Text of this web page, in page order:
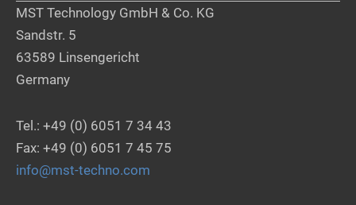
MST Technology GmbH & Co. KG
Sandstr. 5
63589 Linsengericht
Germany
Tel.: +49 (0) 6051 7 34 43
Fax: +49 (0) 6051 7 45 75
info@mst-techno.com